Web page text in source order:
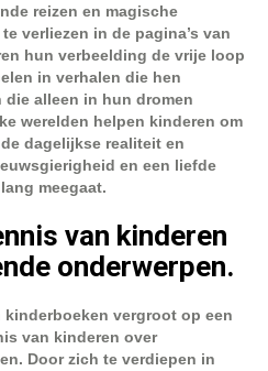
reizen en magische
verliezen in de pagina’s van
hun verbeelding de vrije loop
in verhalen die hen
die alleen in hun dromen
werelden helpen kinderen om
dagelijkse realiteit en
en een liefde
meegaat.
van kinderen
onderwerpen.
vergroot op een
van kinderen over
Door zich te verdiepen in